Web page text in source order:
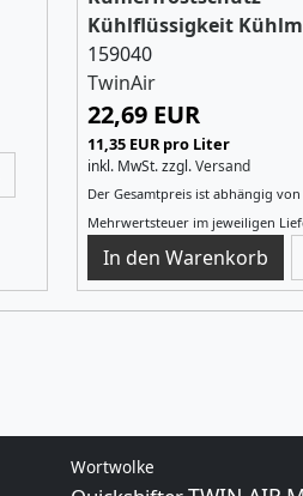
Kühlflüssigkeit
159040
TwinAir
22,69 EUR
11,35 EUR pro Liter
inkl. MwSt.zzgl.Versand
Der Gesamtpreis ist abhängig
Mehrwertsteuer im jeweiligen
Wortwolke